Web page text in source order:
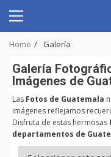
content
Primary
Home Galería
Galerí­a
Imágenes de
Las Fotos de Guatemala
imágenes reflejamos
Disfruta de estas hermosas
departamentos de